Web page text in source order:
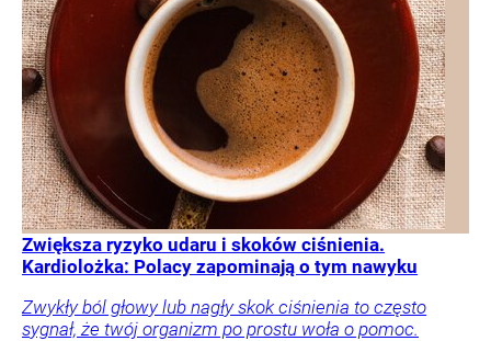
Zwiększa ryzyko udaru i skoków ciśnienia.
Kardiolożka: Polacy zapominają o tym nawyku
Zwykły ból głowy lub nagły skok ciśnienia to często
sygnał, że twój organizm po prostu woła o pomoc.